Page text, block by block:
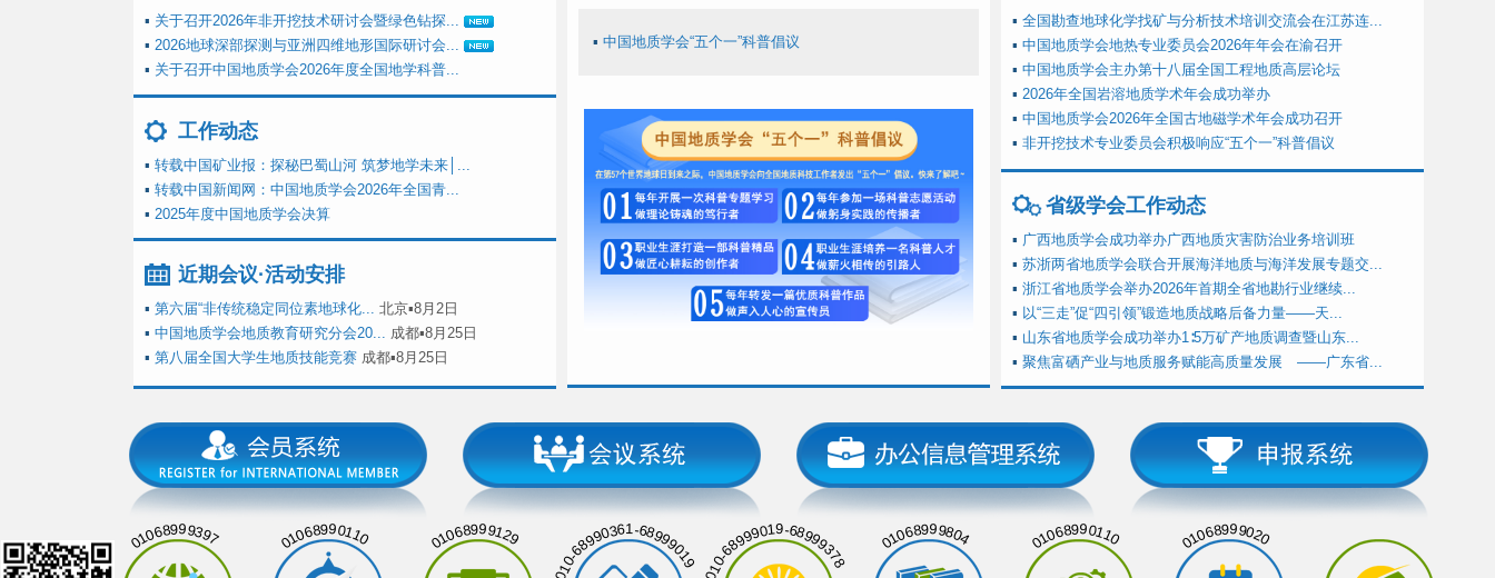
▪ 关于召开2026年非开挖技术研讨会暨绿色钻探...
▪ 2026地球深部探测与亚洲四维地形国际研讨会...
▪ 关于召开中国地质学会2026年度全国地学科普...
工作动态
▪ 转载中国矿业报：探秘巴蜀山河 筑梦地学未来│...
▪ 转载中国新闻网：中国地质学会2026年全国青...
▪ 2025年度中国地质学会决算
近期会议·活动安排
▪ 第六届“非传统稳定同位素地球化... 北京▪8月2日
▪ 中国地质学会地质教育研究分会20... 成都▪8月25日
▪ 第八届全国大学生地质技能竞赛 成都▪8月25日
▪ 中国地质学会“五个一”科普倡议
▪ 全国勘查地球化学找矿与分析技术培训交流会在江苏连...
▪ 中国地质学会地热专业委员会2026年年会在渝召开
▪ 中国地质学会主办第十八届全国工程地质高层论坛
▪ 2026年全国岩溶地质学术年会成功举办
▪ 中国地质学会2026年全国古地磁学术年会成功召开
▪ 非开挖技术专业委员会积极响应“五个一”科普倡议
省级学会工作动态
▪ 广西地质学会成功举办广西地质灾害防治业务培训班
▪ 苏浙两省地质学会联合开展海洋地质与海洋发展专题交...
▪ 浙江省地质学会举办2026年首期全省地勘行业继续...
▪ 以“三走”促“四引领”锻造地质战略后备力量——天...
▪ 山东省地质学会成功举办1∶5万矿产地质调查暨山东...
▪ 聚焦富硒产业与地质服务赋能高质量发展 ——广东省...
01068999397 01068990110 01068999129 010-68990361-68999019 010-68999019-68999378 01068999804 01068990110 01068999020